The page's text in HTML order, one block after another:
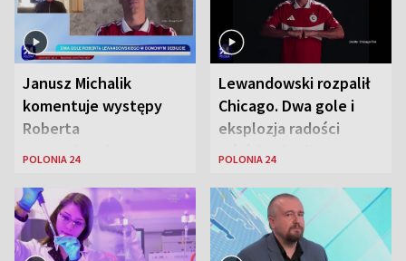
Janusz Michalik
komentuje występy
Roberta
Lewandowskiego w
Zjednoczonych
POLONIA 24
Lewandowski rozpalił
Chicago. Dwa gole i
eksplozja radości
wśród Polonii
POLONIA 24